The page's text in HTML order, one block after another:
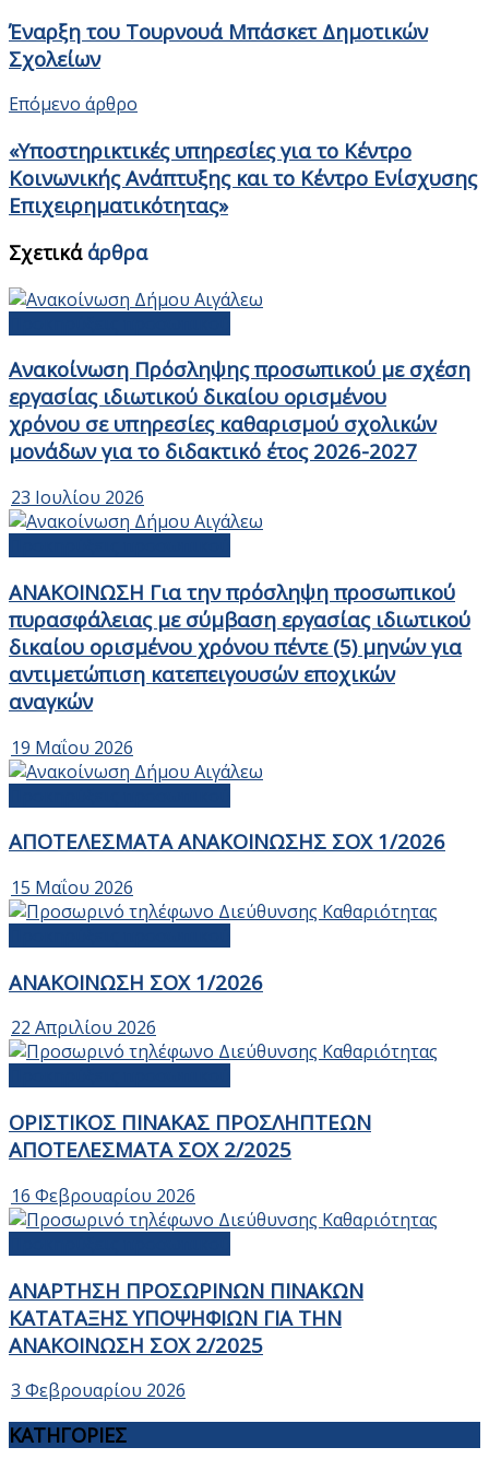
Έναρξη του Τουρνουά Μπάσκετ Δημοτικών
Σχολείων
Επόμενο άρθρο
«Υποστηρικτικές υπηρεσίες για το Κέντρο
Κοινωνικής Ανάπτυξης και το Κέντρο Ενίσχυσης
Επιχειρηματικότητας»
Σχετικάάρθρα
Ανακοίνωση Πρόσληψης προσωπικού με σχέση
εργασίας ιδιωτικού δικαίου ορισμένου
χρόνου σε υπηρεσίες καθαρισμού σχολικών
μονάδων για το διδακτικό έτος 2026-2027
23 Ιουλίου 2026
ΑΝΑΚΟΙΝΩΣΗ Για την πρόσληψη προσωπικού
πυρασφάλειας με σύμβαση εργασίας ιδιωτικού
δικαίου ορισμένου χρόνου πέντε (5) μηνών για
αντιμετώπιση κατεπειγουσών εποχικών
αναγκών
19 Μαΐου 2026
ΑΠΟΤΕΛΕΣΜΑΤΑ ΑΝΑΚΟΙΝΩΣΗΣ ΣΟΧ 1/2026
15 Μαΐου 2026
ΑΝΑΚΟΙΝΩΣΗ ΣΟΧ 1/2026
22 Απριλίου 2026
ΟΡΙΣΤΙΚΟΣ ΠΙΝΑΚΑΣ ΠΡΟΣΛΗΠΤΕΩΝ
ΑΠΟΤΕΛΕΣΜΑΤΑ ΣΟΧ 2/2025
16 Φεβρουαρίου 2026
ΑΝΑΡΤΗΣΗ ΠΡΟΣΩΡΙΝΩΝ ΠΙΝΑΚΩΝ
ΚΑΤΑΤΑΞΗΣ ΥΠΟΨΗΦΙΩΝ ΓΙΑ ΤΗΝ
ΑΝΑΚΟΙΝΩΣΗ ΣOX 2/2025
3 Φεβρουαρίου 2026
ΚΑΤΗΓΟΡΙΕΣ